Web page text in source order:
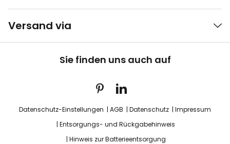
Versand via
Sie finden uns auch auf
Datenschutz-Einstellungen AGB Datenschutz
Impressum
Entsorgungs- und Rückgabehinweis
Hinweis zur Batterieentsorgung